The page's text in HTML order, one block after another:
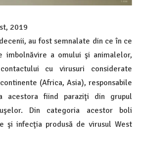
2019
au fost semnalate din ce în ce
imbolnăvire a omului şi animalelor,
cu virusuri considerate
(Africa, Asia), responsabile
acestora fiind paraziţi din grupul
Din categoria acestor boli
şi infecţia produsă de virusul West